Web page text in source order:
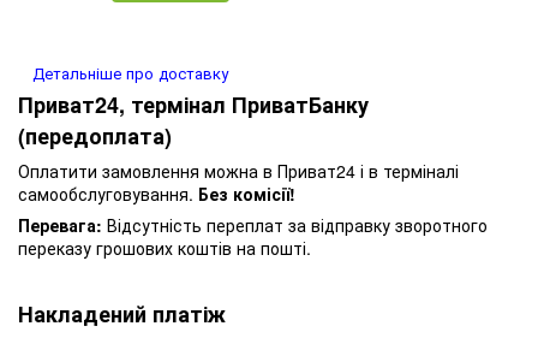
Детальніше про доставку
Приват24, термінал ПриватБанку
(передоплата)
Оплатити замовлення можна в Приват24 і в терміналі
самообслуговування. Без комісії!
Перевага: Відсутність переплат за відправку зворотного
переказу грошових коштів на пошті.
Накладений платіж